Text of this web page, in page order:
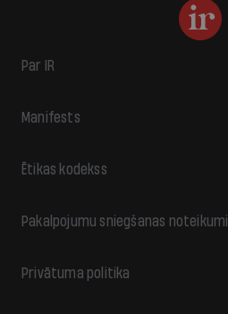
Par IR
Manifests
Ētikas kodekss
Pakalpojumu sniegšanas noteikumi
Privātuma politika